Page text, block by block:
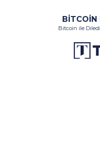
BİTCOİN
Bitcoin ile